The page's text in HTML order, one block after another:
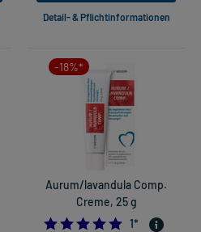
Detail- & Pflichtinformationen
-18%*
Aurum/lavandula Comp.
Creme, 25 g
5.0
1*